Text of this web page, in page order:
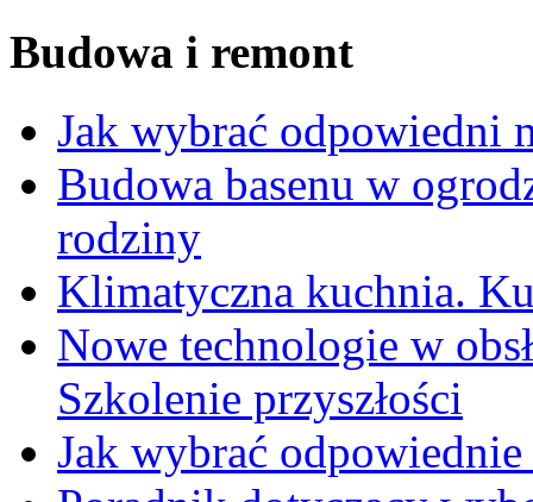
Budowa i remont
Jak wybrać odpowiedni
Budowa basenu w
rodziny
Klimatyczna kuchnia.
Nowe technologie w
Szkolenie przyszłości
Jak wybrać